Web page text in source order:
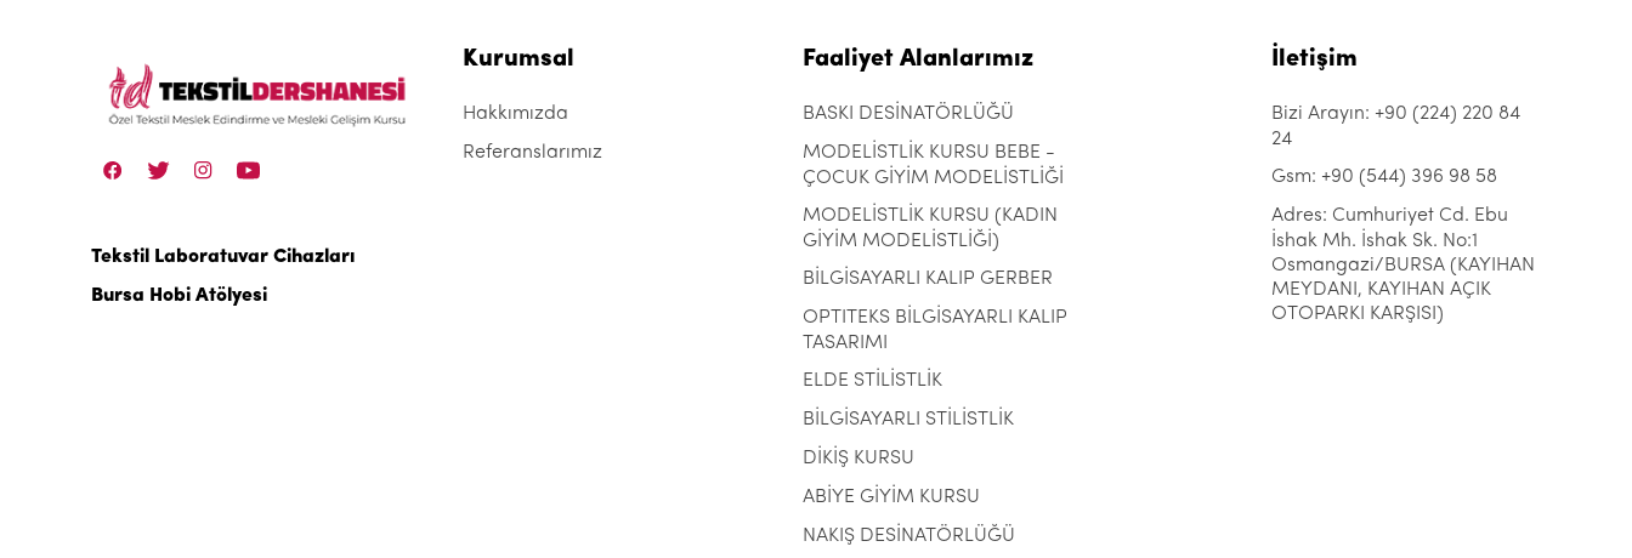
Tekstil Laboratuvar Cihazları
Bursa Hobi Atölyesi
Kurumsal
Hakkımızda
Referanslarımız
Faaliyet Alanlarımız
BASKI DESİNATÖRLÜĞÜ
MODELİSTLİK KURSU BEBE -
ÇOCUK GİYİM MODELİSTLİĞİ
MODELİSTLİK KURSU (KADIN
GİYİM MODELİSTLİĞİ)
BİLGİSAYARLI KALIP GERBER
OPTITEKS BİLGİSAYARLI KALIP
TASARIMI
ELDE STİLİSTLİK
BİLGİSAYARLI STİLİSTLİK
DİKİŞ KURSU
ABİYE GİYİM KURSU
NAKIŞ DESİNATÖRLÜĞÜ
İletişim
Bizi Arayın: +90 (224) 220 84
24
Gsm: +90 (544) 396 98 58
Adres: Cumhuriyet Cd. Ebu
İshak Mh. İshak Sk. No:1
Osmangazi/BURSA (KAYIHAN
MEYDANI, KAYIHAN AÇIK
OTOPARKI KARŞISI)